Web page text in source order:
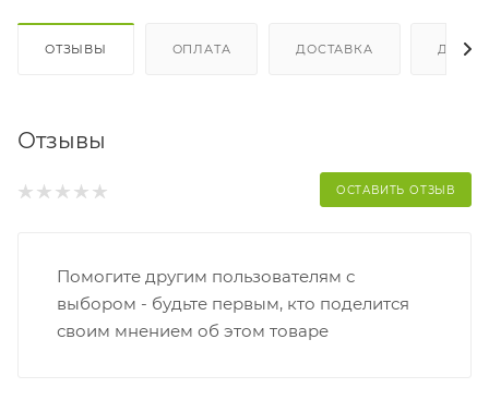
ОТЗЫВЫ ОПЛАТА ДОСТАВКА
Отзывы
ОСТАВИТЬ ОТЗЫВ
Помогите другим пользователям с
выбором - будьте первым, кто поделится
своим мнением об этом товаре